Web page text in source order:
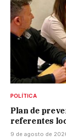
POLÍTICA
Plan de
referentes
9 de agosto de